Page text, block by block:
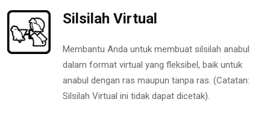
Silsilah Virtual
Membantu Anda untuk membuat silsilah anabul
dalam format virtual yang fleksibel, baik untuk
anabul dengan ras maupun tanpa ras. (Catatan:
Silsilah Virtual ini tidak dapat dicetak).